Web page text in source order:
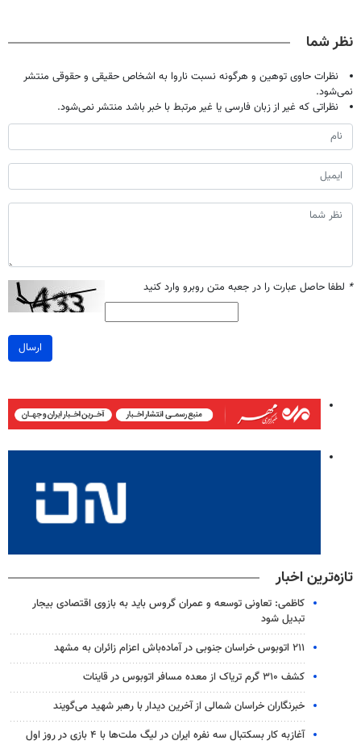
تومان!!!
نظر شما
نظرات حاوی توهین و هرگونه نسبت ناروا به اشخاص حقیقی و حقوقی منتشر
نمی‌شود.
نظراتی که غیر از زبان فارسی یا غیر مرتبط با خبر باشد منتشر نمی‌شود.
* لطفا حاصل عبارت را در جعبه متن روبرو وارد کنید
ارسال
تازه‌ترین اخبار
کاظمی: تعاونی توسعه و عمران گروس باید به بازوی اقتصادی بیجار
تبدیل شود
۲۱۱ اتوبوس خراسان جنوبی در آماده‌باش اعزام زائران به مشهد
کشف ۳۱۰ گرم تریاک از معده مسافر اتوبوس در قاینات
خبرنگاران خراسان شمالی از آخرین دیدار با رهبر شهید می‌گویند
آغازبه کار بسکتبال سه نفره ایران در لیگ ملت‌ها با ۴ بازی در روز اول